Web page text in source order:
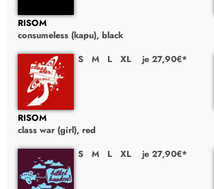
RISOM
consumeless (kapu), black
S
M L XL je 27,90€*
RISOM
class war (girl), red
S
M L XL je 27,90€*